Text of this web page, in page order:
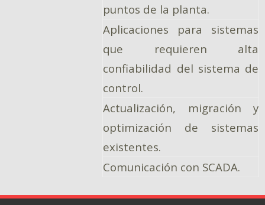
puntos de la planta.
Aplicaciones para sistemas
que requieren alta
confiabilidad del sistema de
control.
Actualización, migración y
optimización de sistemas
existentes.
Comunicación con SCADA.